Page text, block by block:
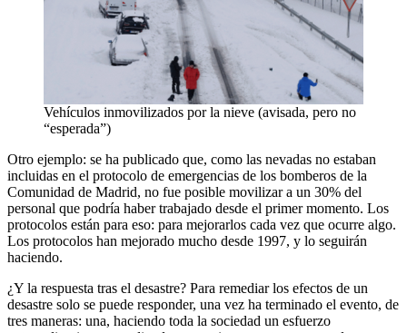
Vehículos inmovilizados por la nieve (avisada, pero no
“esperada”)
Otro ejemplo: se ha publicado que, como las nevadas no estaban
incluidas en el protocolo de emergencias de los bomberos de la
Comunidad de Madrid, no fue posible movilizar a un 30% del
personal que podría haber trabajado desde el primer momento. Los
protocolos están para eso: para mejorarlos cada vez que ocurre algo.
Los protocolos han mejorado mucho desde 1997, y lo seguirán
haciendo.
¿Y la respuesta tras el desastre? Para remediar los efectos de un
desastre solo se puede responder, una vez ha terminado el evento, de
tres maneras: una, haciendo toda la sociedad un esfuerzo